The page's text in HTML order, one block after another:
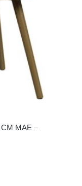
MAE –